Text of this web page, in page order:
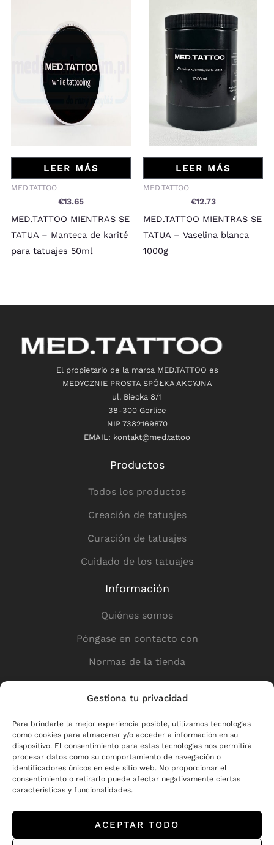
Gestiona tu privacidad
Para brindarle la mejor experiencia posible, utilizamos tecnologías
como cookies para almacenar y/o acceder a información en su
dispositivo. El consentimiento para estas tecnologías nos permitirá
procesar datos como su comportamiento de navegación o
identificadores únicos en este sitio web. No proporcionar el
consentimiento o retirarlo puede afectar negativamente ciertas
características y funcionalidades.
ACEPTAR TODO
LEER MÁS
MED.TATTOO
€13.65
MED.TATTOO MIENTRAS SE
TATUA – Manteca de karité
para tatuajes 50ml
LEER MÁS
MED.TATTOO
€12.73
MED.TATTOO MIENTRAS SE
TATUA – Vaselina blanca
1000g
El propietario de la marca MED.TATTOO es
MEDYCZNIE PROSTA SPÓŁKA AKCYJNA
ul. Biecka 8/1
38-300 Gorlice
NIP 7382169870
EMAIL: kontakt@med.tattoo
Productos
Todos los productos
Creación de tatuajes
Curación de tatuajes
Cuidado de los tatuajes
Información
Quiénes somos
Póngase en contacto con
Normas de la tienda
Política de privacidad
Tienda
Entrega
Para los socios
Devoluciones y reclamaciones